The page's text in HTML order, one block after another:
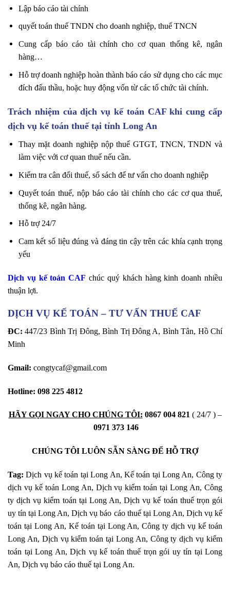
Lập báo cáo tài chính
quyết toán thuế TNDN cho doanh nghiệp, thuế TNCN
Cung cấp báo cáo tài chính cho cơ quan thống kê, ngân
hàng…
Hỗ trợ doanh nghiệp hoàn thành báo cáo sử dụng cho các mục
đích đấu thầu, hoặc huy động vốn từ các tổ chức tài chính.
Trách nhiệm của dịch vụ kế toán CAF khi cung cấp
dịch vụ kế toán thuế tại tỉnh Long An
Thay mặt doanh nghiệp nộp thuế GTGT, TNCN, TNDN và
làm việc với cơ quan thuế nếu cần.
Kiểm tra cân đối thuế, sổ sách để tư vấn cho doanh nghiệp
Quyết toán thuế, nộp báo cáo tài chính cho các cơ qua thuế,
thống kê, ngân hàng.
Hỗ trợ 24/7
Cam kết số liệu đúng và đáng tin cậy trên các khía cạnh trọng
yếu
Dịch vụ kế toán CAF chúc quý khách hàng kinh doanh nhiều
thuận lợi.
DỊCH VỤ KẾ TOÁN – TƯ VẤN THUẾ CAF
ĐC: 447/23 Bình Trị Đông, Bình Trị Đông A, Bình Tân, Hồ Chí
Minh
Gmail: congtycaf@gmail.com
Hotline: 098 225 4812
HÃY GỌI NGAY CHO CHÚNG TÔI: 0867 004 821 ( 24/7 ) –
0971 373 146
CHÚNG TÔI LUÔN SẴN SÀNG ĐỂ HỖ TRỢ
Tag: Dịch vụ kế toán tại Long An, Kế toán tại Long An, Công ty
dịch vụ kế toán Long An, Dịch vụ kiểm toán tại Long An, Công
ty dịch vụ kiểm toán tại Long An, Dịch vụ kế toán thuế trọn gói
uy tín tại Long An, Dịch vụ báo cáo thuế tại Long An, Dịch vụ kế
toán tại Long An, Kế toán tại Long An, Công ty dịch vụ kế toán
Long An, Dịch vụ kiểm toán tại Long An, Công ty dịch vụ kiểm
toán tại Long An, Dịch vụ kế toán thuế trọn gói uy tín tại Long
An, Dịch vụ báo cáo thuế tại Long An.